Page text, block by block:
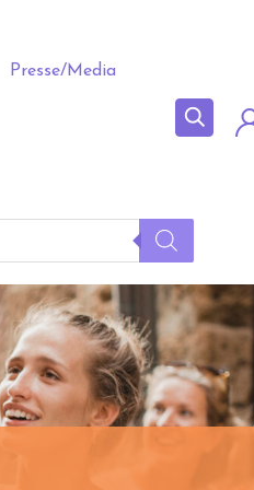
Presse/Media